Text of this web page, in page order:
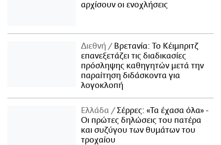
αρχίσουν οι ενοχλήσεις
Διεθνή
Βρετανία: Το Κέιμπριτζ
επανεξετάζει τις διαδικασίες
πρόσληψης καθηγητών μετά την
παραίτηση διδάσκοντα για
λογοκλοπή
Ελλάδα
Σέρρες: «Τα έχασα όλα» -
Οι πρώτες δηλώσεις του πατέρα
και συζύγου των θυμάτων του
τροχαίου